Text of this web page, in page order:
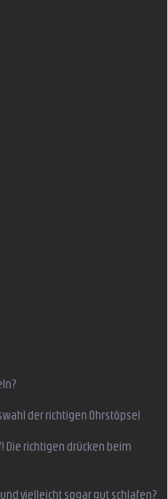
der richtigen Ohrstöpsel
Die richtigen drücken beim
vielleicht sogar gut schlafen?